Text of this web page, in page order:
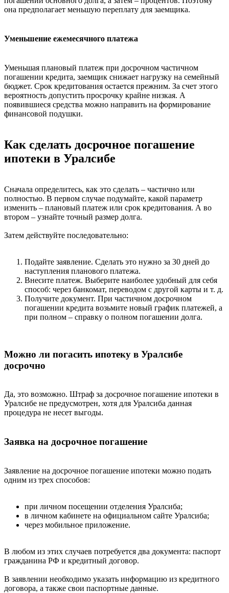
она предполагает меньшую переплату для заемщика.
Уменьшение ежемесячного платежа
Уменьшая плановый платеж при досрочном частичном
погашении кредита, заемщик снижает нагрузку на семейный
бюджет. Срок кредитования остается прежним. За счет этого
вероятность допустить просрочку крайне низкая. А
появившиеся средства можно направить на формирование
финансовой подушки.
Как сделать досрочное погашение
ипотеки в Уралсибе
Сначала определитесь, как это сделать – частично или
полностью. В первом случае подумайте, какой параметр
изменить – плановый платеж или срок кредитования. А во
втором – узнайте точный размер долга.
Затем действуйте последовательно:
Подайте заявление. Сделать это нужно за 30 дней до
наступления планового платежа.
Внесите платеж. Выберите наиболее удобный для себя
способ: через банкомат, переводом с другой карты и т. д.
Получите документ. При частичном досрочном
погашении кредита возьмите новый график платежей, а
при полном – справку о полном погашении долга.
Можно ли погасить ипотеку в Уралсибе
досрочно
Да, это возможно. Штраф за досрочное погашение ипотеки в
Уралсибе не предусмотрен, хотя для Уралсиба данная
процедура не несет выгоды.
Заявка на досрочное погашение
Заявление на досрочное погашение ипотеки можно подать
одним из трех способов:
при личном посещении отделения Уралсиба;
в личном кабинете на официальном сайте Уралсиба;
через мобильное приложение.
В любом из этих случаев потребуется два документа: паспорт
гражданина РФ и кредитный договор.
В заявлении необходимо указать информацию из кредитного
договора, а также свои паспортные данные.